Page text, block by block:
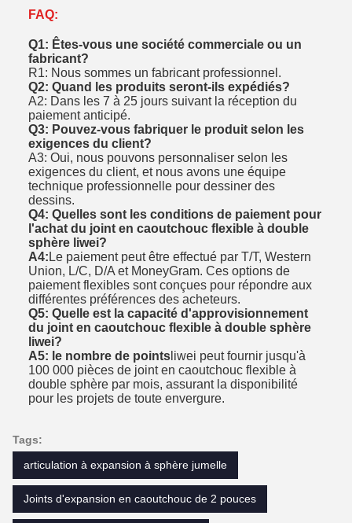
FAQ:
Q1: Êtes-vous une société commerciale ou un
fabricant?
R1: Nous sommes un fabricant professionnel.
Q2: Quand les produits seront-ils expédiés?
A2: Dans les 7 à 25 jours suivant la réception du
paiement anticipé.
Q3: Pouvez-vous fabriquer le produit selon les
exigences du client?
A3: Oui, nous pouvons personnaliser selon les
exigences du client, et nous avons une équipe
technique professionnelle pour dessiner des
dessins.
Q4: Quelles sont les conditions de paiement pour
l'achat du joint en caoutchouc flexible à double
sphère liwei?
A4: Le paiement peut être effectué par T/T, Western
Union, L/C, D/A et MoneyGram. Ces options de
paiement flexibles sont conçues pour répondre aux
différentes préférences des acheteurs.
Q5: Quelle est la capacité d'approvisionnement
du joint en caoutchouc flexible à double sphère
liwei?
A5: le nombre de points liwei peut fournir jusqu'à
100 000 pièces de joint en caoutchouc flexible à
double sphère par mois, assurant la disponibilité
pour les projets de toute envergure.
Tags:
articulation à expansion à sphère jumelle
Joints d'expansion en caoutchouc de 2 pouces